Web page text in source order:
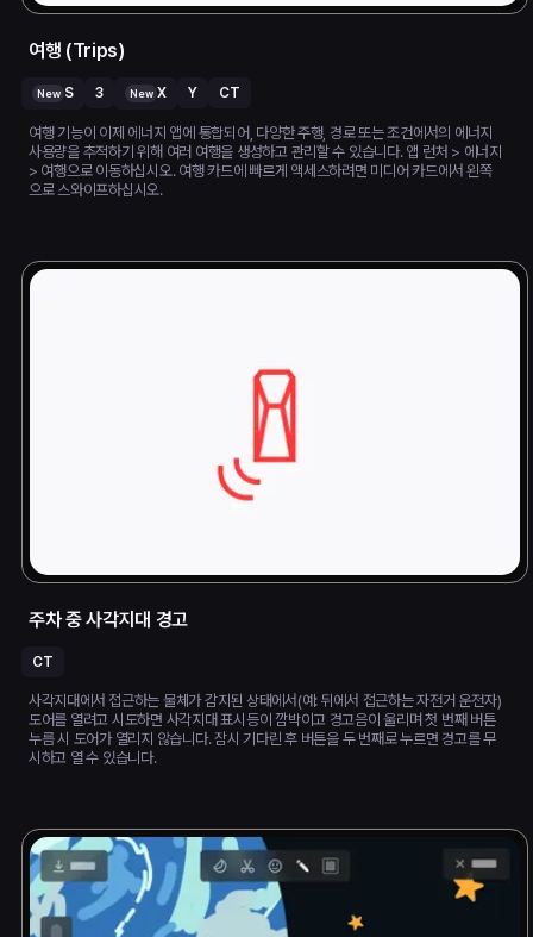
여행 (Trips)
New S 3 New X Y CT
여행 기능이 이제 에너지 앱에 통합되어, 다양한 주행, 경로 또는 조건에서의 에너지
사용량을 추적하기 위해 여러 여행을 생성하고 관리할 수 있습니다. 앱 런처 > 에너지
> 여행으로 이동하십시오. 여행 카드에 빠르게 액세스하려면 미디어 카드에서 왼쪽
으로 스와이프하십시오.
주차 중 사각지대 경고
CT
사각지대에서 접근하는 물체가 감지된 상태에서(예: 뒤에서 접근하는 자전거 운전자)
도어를 열려고 시도하면 사각지대 표시등이 깜박이고 경고음이 울리며 첫 번째 버튼
누름 시 도어가 열리지 않습니다. 잠시 기다린 후 버튼을 두 번째로 누르면 경고를 무
시하고 열 수 있습니다.